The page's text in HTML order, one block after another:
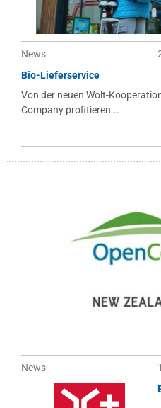
News
Bio-Lieferservice
Von der neuen Wolt-
Company profitieren...
News